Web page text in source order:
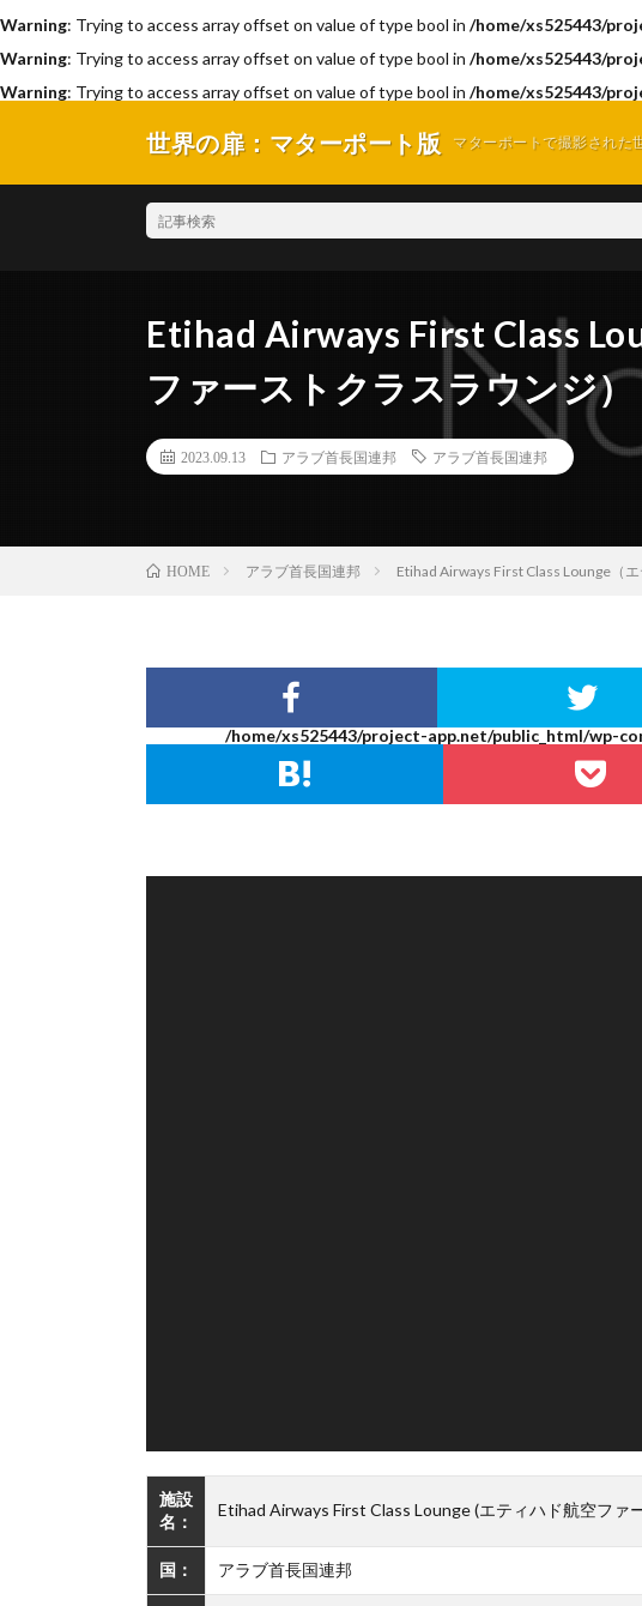
Warning: Trying to access array offset on value of type bool in /home/xs525443/
Warning: Trying to access array offset on value of type bool in /home/xs525443/
Warning: Trying to access array offset on value of type bool in /home/xs525443/
世界の扉：マターポート版 マターポートで撮影された
Etihad Airways First Class
ファーストクラスラウンジ）
2023.09.13 アラブ首長国連邦 アラブ首長国連邦
HOME アラブ首長国連邦 Etihad Airways First Class Lounge（
/home/xs525443/project-app.net/public_html/wp-
施設
名：
Etihad Airways First Class Lounge (エティハド航空ファ
国： アラブ首長国連邦